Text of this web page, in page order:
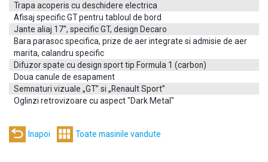
Trapa acoperis cu deschidere electrica
Afisaj specific GT pentru tabloul de bord
Jante aliaj 17'', specific GT, design Decaro
Bara parasoc specifica, prize de aer integrate si admisie de aer
marita, calandru specific
Difuzor spate cu design sport tip Formula 1 (carbon)
Doua canule de esapament
Semnaturi vizuale „GT” si „Renault Sport”
Oglinzi retrovizoare cu aspect "Dark Metal"